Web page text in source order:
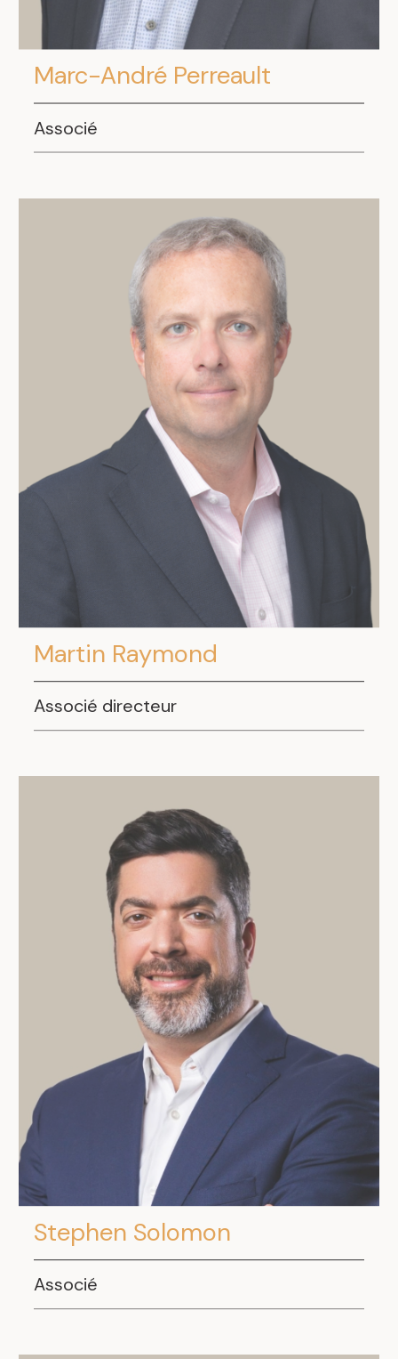
Marc-André Perreault
Associé
Martin Raymond
Associé directeur
Stephen Solomon
Associé